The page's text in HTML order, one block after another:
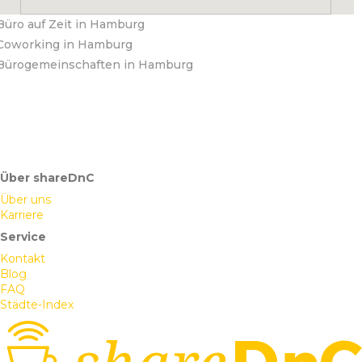
auf Zeit in Hamburg
in Hamburg
in Hamburg
Über shareDnC
Über uns
Karriere
Service
Kontakt
Blog
FAQ
Städte-Index